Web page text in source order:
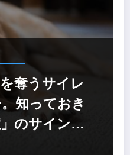
奪うサイレ
知っておき
のサインと